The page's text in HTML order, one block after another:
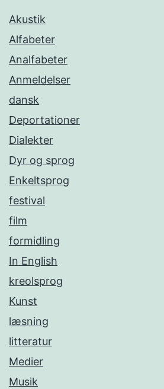
Akustik
Alfabeter
Analfabeter
Anmeldelser
dansk
Deportationer
Dialekter
Dyr og sprog
Enkeltsprog
festival
film
formidling
In English
kreolsprog
Kunst
læsning
litteratur
Medier
Musik